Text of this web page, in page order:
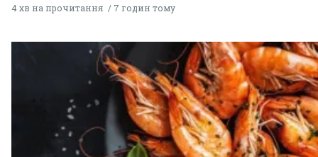
4 хв на прочитання 7 годин тому